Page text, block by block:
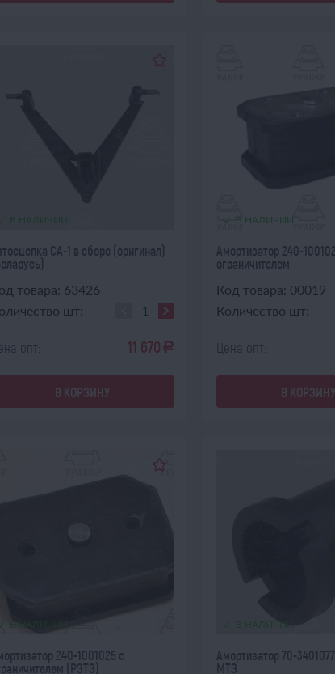
В НАЛИЧИИ
СА-1 в сборе (оригинал)
товара: 63426
шт:
опт: 11 670 a
В КОРЗИНУ
В НАЛИЧИИ
Амортизатор 240-
ограничителем
Код товара: 00019
Количество шт:
Цена опт:
В КОРЗИНУ
В НАЛИЧИИ
240-1001025 с
(РЗТЗ)
В НАЛИЧИИ
Амортизатор 70-
МТЗ